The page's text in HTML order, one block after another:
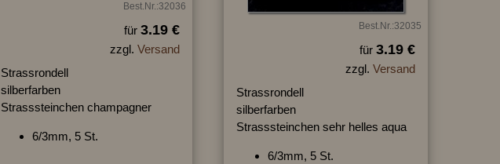
Best.Nr.:32036
für 3.19 €
zzgl. Versand
Strassrondell
silberfarben
Strasssteinchen champagner
6/3mm, 5 St.
Best.Nr.:32035
für 3.19 €
zzgl. Versand
Strassrondell
silberfarben
Strasssteinchen sehr helles aqua
6/3mm, 5 St.